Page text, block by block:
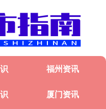
福州资讯
厦门资讯